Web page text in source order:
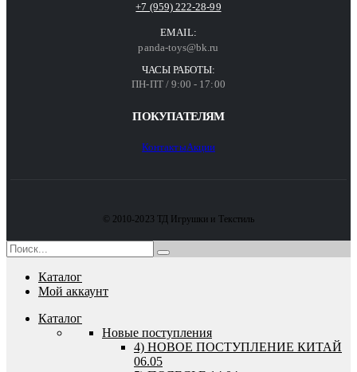
+7 (959) 222-28-99
EMAIL:
panda-toys@bk.ru
ЧАСЫ РАБОТЫ:
ПН-ПТ / 9:00 - 17:00
ПОКУПАТЕЛЯМ
КонтактыАкции
© 2010-2023 ТД Игрушки и Текстиль
Каталог
Мой аккаунт
Каталог
Новые поступления
4) НОВОЕ ПОСТУПЛЕНИЕ КИТАЙ
06.05